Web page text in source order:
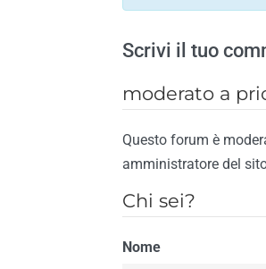
Sono vietati
È vietato
È vietato
È vietato
religione
È vietato
È vietato
Scrivi il tuo
moderato a
Questo forum è
amministratore del
Chi sei?
Nome